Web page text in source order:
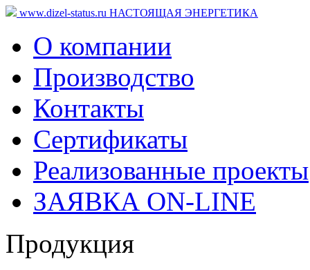
www.dizel-status.ru НАСТОЯЩАЯ ЭНЕРГЕТИКА
О компании
Производство
Контакты
Сертификаты
Реализованные проекты
ЗАЯВКА ON-LINE
Продукция